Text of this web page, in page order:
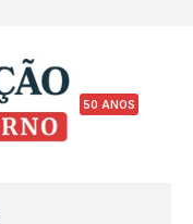
50 ANOS